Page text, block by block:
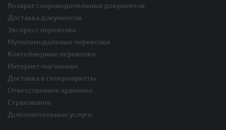
Возврат сопроводительных документов
Доставка документов
Экспресс перевозка
Мультимодальные перевозки
Контейнерные перевозки
Интернет-магазинам
Доставка в гипермаркеты
Ответственное хранение
Страхование
Дополнительные услуги